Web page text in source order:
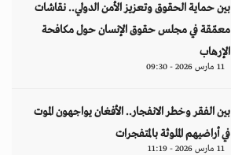
بين حماية الحقوق وتعزيز الأمن الدولي.. نقاشات
معمّقة في مجلس حقوق الإنسان حول مكافحة
الإرهاب
11 مارس 2026 - 09:30
بين الفقر وخطر الانفجار.. الأفغان يواجهون الموت
في أراضيهم الملوثة بالمتفجرات
11 مارس 2026 - 11:19